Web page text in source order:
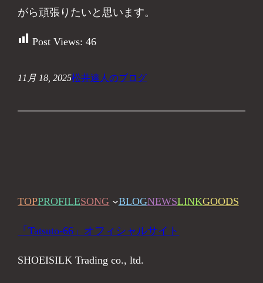
がら頑張りたいと思います。
Post Views: 46
11月 18, 2025松井達人のブログ
TOPPROFILESONG BLOGNEWSLINKGOODS
「Tatsuto-66」オフィシャルサイト
SHOEISILK Trading co., ltd.